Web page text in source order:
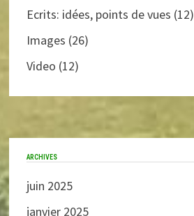
Ecrits: idées, points de vues (12)
Images (26)
Video (12)
ARCHIVES
juin 2025
janvier 2025